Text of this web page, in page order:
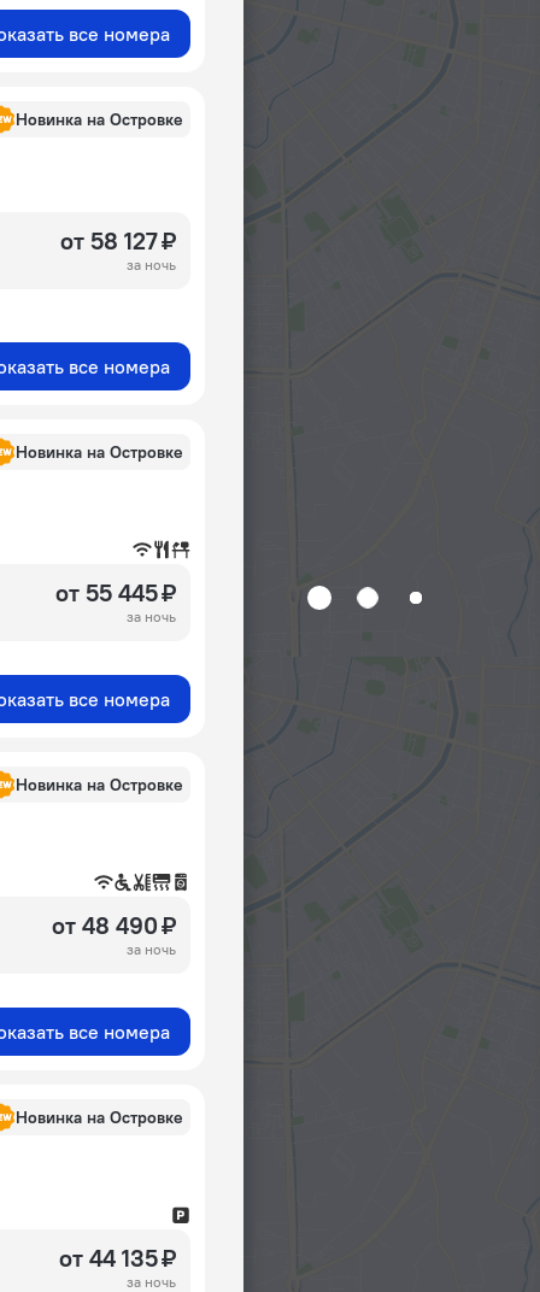
все номера
Новинка на Островке
от 58 127 ₽
за ночь
все номера
Новинка на Островке
от 55 445 ₽
за ночь
все номера
Новинка на Островке
от 48 490 ₽
за ночь
все номера
Новинка на Островке
от 44 135 ₽
за ночь